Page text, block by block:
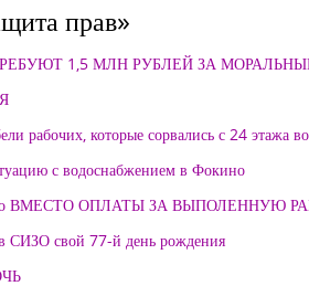
прав»
1,5 МЛН РУБЛЕЙ ЗА
рабочих, которые сорвались с 24 этажа
с водоснабжением в Фокино
ВМЕСТО ОПЛАТЫ ЗА ВЫПОЛЕННУЮ
СИЗО свой 77-й день рождения